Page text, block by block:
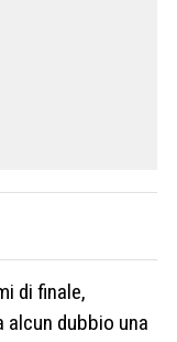
di finale,
alcun dubbio una